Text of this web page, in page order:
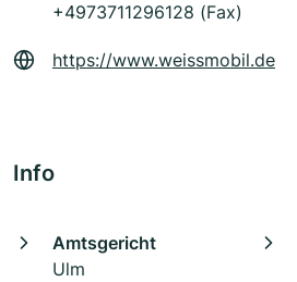
+4973711296128 (Fax)
https://www.weissmobil.de
Info
Amtsgericht
Ulm